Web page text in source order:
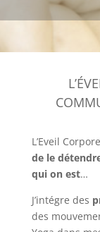
L’Eveil
de le
qui on est…
J’intégre des
des